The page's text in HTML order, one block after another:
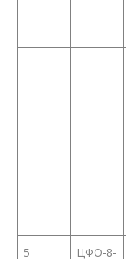
5 ЦФО-8-